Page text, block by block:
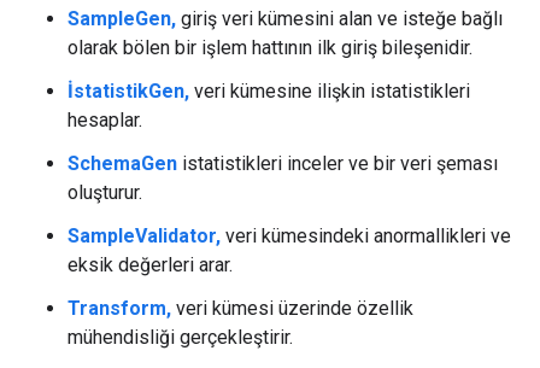
SampleGen, giriş veri kümesini alan ve isteğe bağlı
olarak bölen bir işlem hattının ilk giriş bileşenidir.
İstatistikGen, veri kümesine ilişkin istatistikleri
hesaplar.
SchemaGen istatistikleri inceler ve bir veri şeması
oluşturur.
SampleValidator, veri kümesindeki anormallikleri ve
eksik değerleri arar.
Transform, veri kümesi üzerinde özellik
mühendisliği gerçekleştirir.